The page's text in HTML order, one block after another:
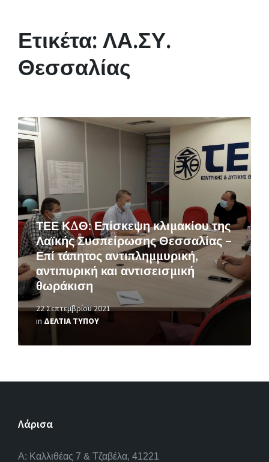
Ετικέτα: ΛΑ.ΣΥ.
Θεσσαλίας
ΤΕΕ ΚΔΘ: Επίσκεψη κλιμακίου της
Λαϊκής Συσπείρωσης Θεσσαλίας –
Επί τάπητος αντιπλημμυρική,
αντιπυρική και αντισεισμική
θωράκιση
22 Σεπτεμβρίου 2021
in ΔΕΛΤΙΑ ΤΥΠΟΥ
Περισσότερα
Λάρισα
A: Καλλιθέας 7 & Τζαβέλα, 41221